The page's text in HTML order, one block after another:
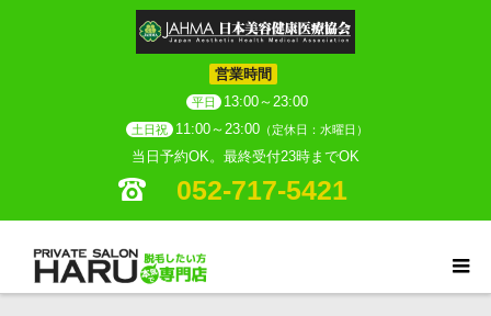
営業時間
平日 13:00～23:00
土日祝 11:00～23:00 （定休日：水曜日）
当日予約OK。最終受付23時までOK
052-717-5421